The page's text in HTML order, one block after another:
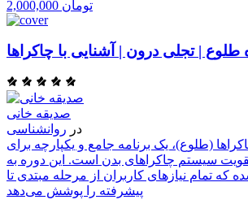
2,000,000 تومان
طلوع | تجلی درون | آشنایی با چاکراها
صدیقه خانی
در روانشناسی
(طلوع)، یک برنامه جامع و یکپارچه برای
سیستم چاکراهای بدن است. این دوره به
تمام نیازهای کاربران از مرحله مبتدی تا
پیشرفته را پوشش می‌دهد